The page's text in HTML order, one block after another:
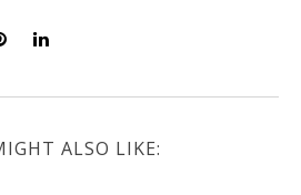
ALSO LIKE: